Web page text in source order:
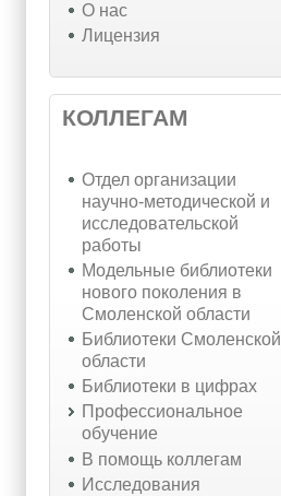
О нас
Лицензия
КОЛЛЕГАМ
Отдел организации
научно-методической и
исследовательской
работы
Модельные библиотеки
нового поколения в
Смоленской области
Библиотеки Смоленской
области
Библиотеки в цифрах
Профессиональное
обучение
В помощь коллегам
Исследования